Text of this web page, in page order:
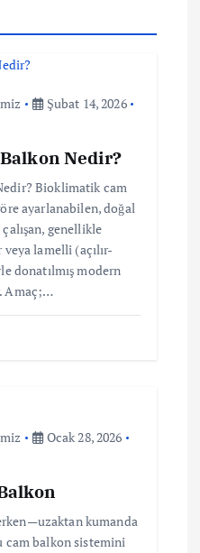
Şubat 14, 2026
Nedir?
Bioklimatik cam
ayarlanabilen, doğal
genellikle
lamelli (açılır-
donatılmış modern
Amaç;…
Ocak 28, 2026
kumanda
cam balkon sistemini